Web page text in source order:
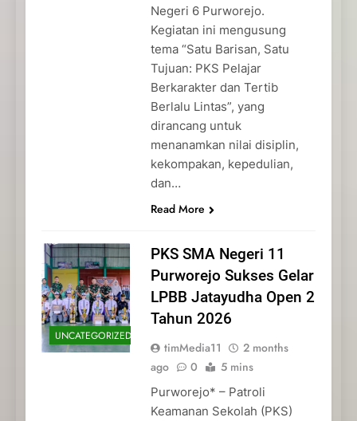
Negeri 6 Purworejo.
Kegiatan ini mengusung
tema “Satu Barisan, Satu
Tujuan: PKS Pelajar
Berkarakter dan Tertib
Berlalu Lintas”, yang
dirancang untuk
menanamkan nilai disiplin,
kekompakan, kepedulian,
dan…
Read More
UNCATEGORIZED
PKS SMA Negeri 11
Purworejo Sukses Gelar
LPBB Jatayudha Open 2
Tahun 2026
timMedia11
2 months
ago
0 5 mins
Purworejo* – Patroli
Keamanan Sekolah (PKS)